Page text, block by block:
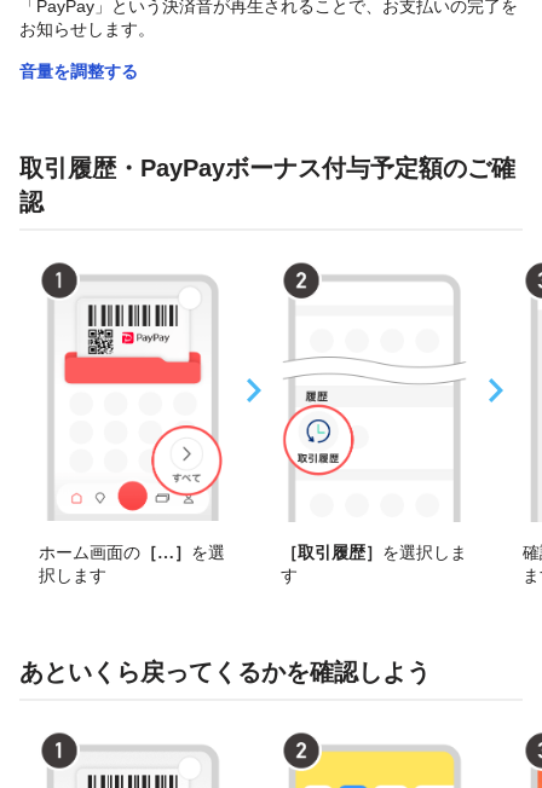
「PayPay」という決済音が再生されることで、お支払いの完了を
お知らせします。
音量を調整する
取引履歴・PayPayボーナス付与予定額のご確
認
ホーム画面の ［その他
］ を選
択します
［取引履歴］ を選択しま
す
あといくら戻ってくるかを確認しよう